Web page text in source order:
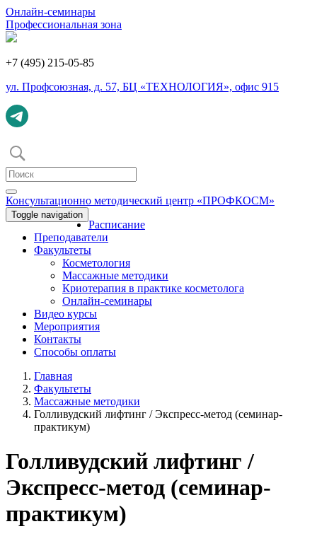
Онлайн-семинары
Профеcсиональная зона
+7 (495) 215-05-85
ул. Профсоюзная, д. 57, БЦ «ТЕХНОЛОГИЯ», офис 915
Консультационно методический центр «ПРОФКОСМ»
Toggle navigation
Расписание
Преподаватели
Факультеты
Косметология
Массажные методики
Криотерапия в практике косметолога
Онлайн-семинары
Видео курсы
Мероприятия
Контакты
Способы оплаты
Главная
Факультеты
Массажные методики
Голливудский лифтинг / Экспресс-метод (семинар-
практикум)
Голливудский лифтинг /
Экспресс-метод (семинар-
практикум)